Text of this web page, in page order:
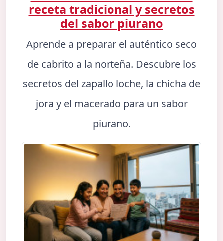
receta tradicional y secretos
del sabor piurano
Aprende a preparar el auténtico seco
de cabrito a la norteña. Descubre los
secretos del zapallo loche, la chicha de
jora y el macerado para un sabor
piurano.